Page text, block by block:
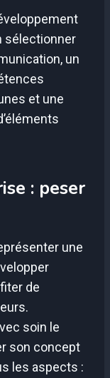
sélectionner
un
et une
: peser
une
de
soin le
son concept
les aspects :